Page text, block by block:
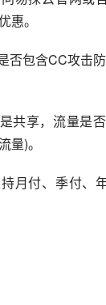
惠。
否包含CC攻击
共享，流量是
量)。
月付、季付、